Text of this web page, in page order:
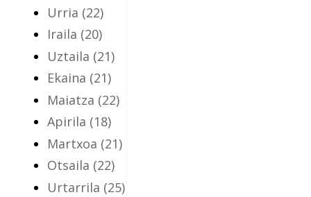
Urria (22)
Iraila (20)
Uztaila (21)
Ekaina (21)
Maiatza (22)
Apirila (18)
Martxoa (21)
Otsaila (22)
Urtarrila (25)